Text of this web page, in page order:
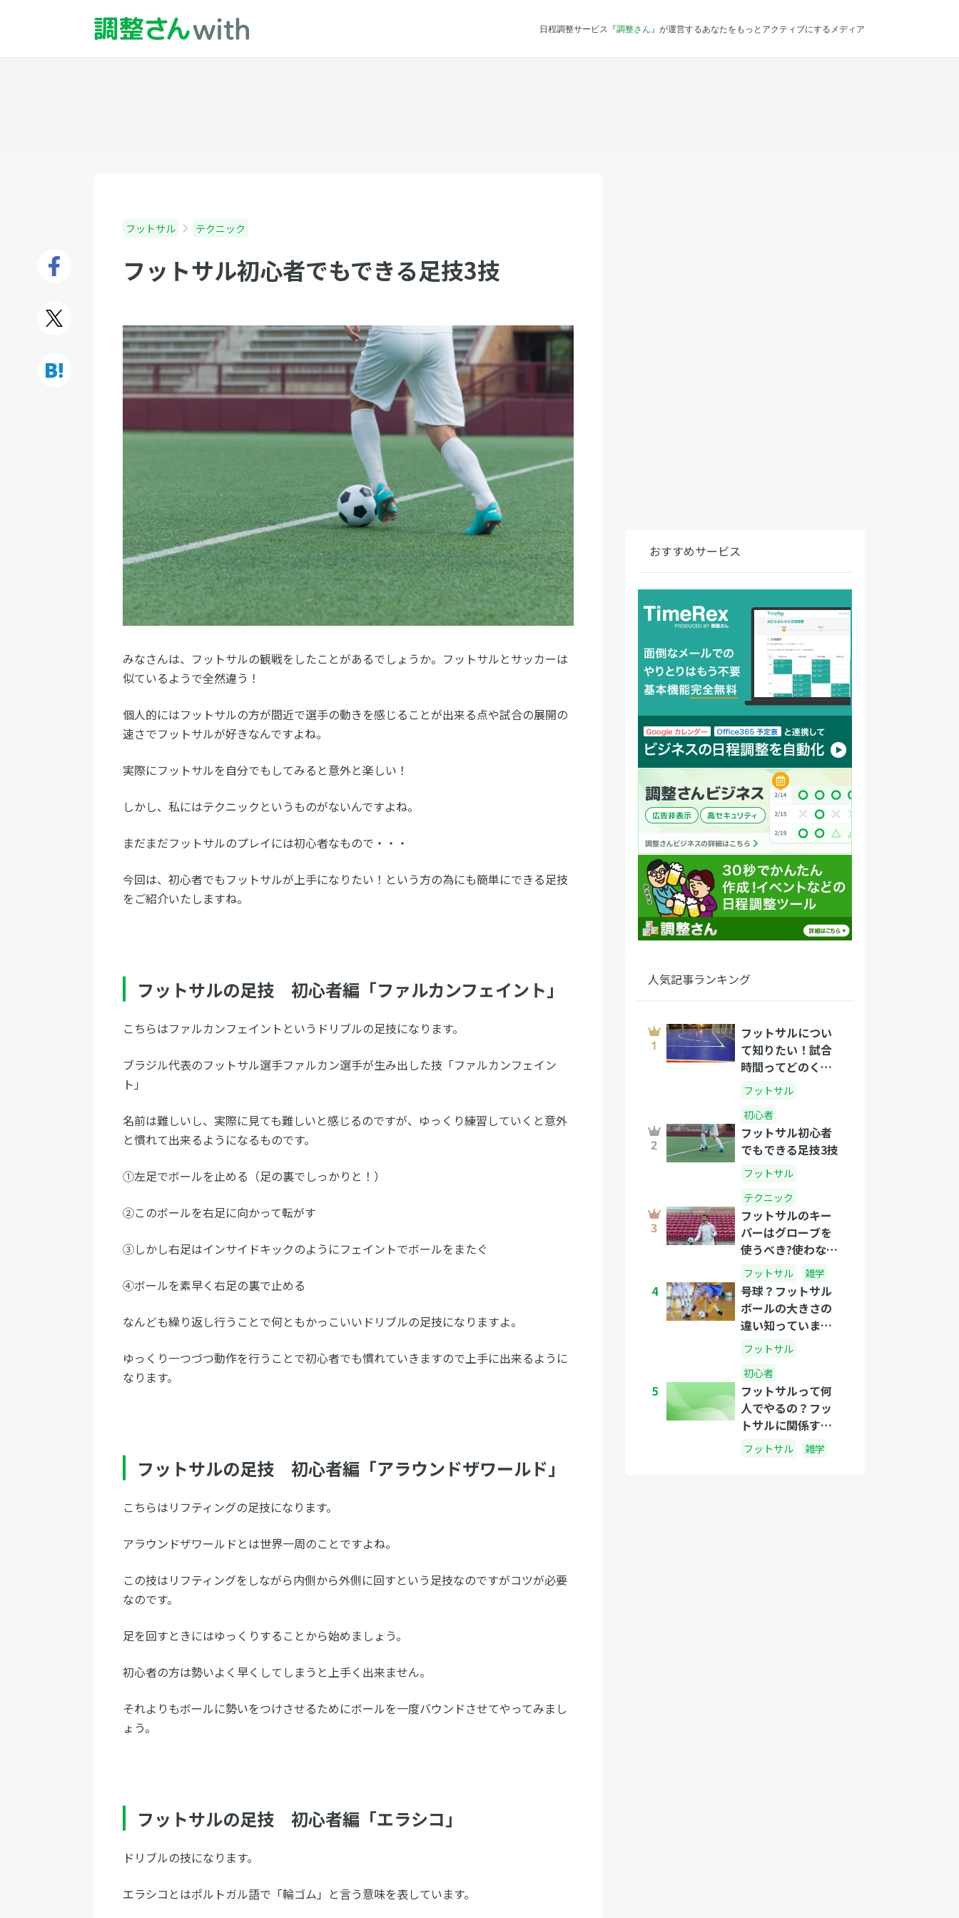
日程調整サービス『調整さん 』が運営するあなたをもっとアクティブにするメディア
フットサル テクニック
フットサル初心者でもできる足技3技
みなさんは、フットサルの観戦をしたことがあるでしょうか。フットサルとサッカーは
似ているようで全然違う！
個人的にはフットサルの方が間近で選手の動きを感じることが出来る点や試合の展開の
速さでフットサルが好きなんですよね。
実際にフットサルを自分でもしてみると意外と楽しい！
しかし、私にはテクニックというものがないんですよね。
まだまだフットサルのプレイには初心者なもので・・・
今回は、初心者でもフットサルが上手になりたい！という方の為にも簡単にできる足技
をご紹介いたしますね。
フットサルの足技 初心者編「ファルカンフェイント」
こちらはファルカンフェイントというドリブルの足技になります。
ブラジル代表のフットサル選手ファルカン選手が生み出した技「ファルカンフェイン
ト」
名前は難しいし、実際に見ても難しいと感じるのですが、ゆっくり練習していくと意外
と慣れて出来るようになるものです。
①左足でボールを止める（足の裏でしっかりと！）
②このボールを右足に向かって転がす
③しかし右足はインサイドキックのようにフェイントでボールをまたぐ
④ボールを素早く右足の裏で止める
なんども繰り返し行うことで何ともかっこいいドリブルの足技になりますよ。
ゆっくり一つづつ動作を行うことで初心者でも慣れていきますので上手に出来るように
なります。
フットサルの足技 初心者編「アラウンドザワールド」
こちらはリフティングの足技になります。
アラウンドザワールドとは世界一周のことですよね。
この技はリフティングをしながら内側から外側に回すという足技なのですがコツが必要
なのです。
足を回すときにはゆっくりすることから始めましょう。
初心者の方は勢いよく早くしてしまうと上手く出来ません。
それよりもボールに勢いをつけさせるためにボールを一度バウンドさせてやってみまし
ょう。
フットサルの足技 初心者編「エラシコ」
ドリブルの技になります。
エラシコとはポルトガル語で「輪ゴム」と言う意味を表しています。
おすすめサービス
人気記事ランキング
フットサルについ
て知りたい！試合
時間ってどのくら
い？
フットサル
初心者
フットサル初心者
でもできる足技3技
フットサル
テクニック
フットサルのキー
パーはグローブを
使うべき?使わない
ほうがいい?
フットサル 雑学
4
号球？フットサル
ボールの大きさの
違い知っています
か？
フットサル
初心者
5
フットサルって何
人でやるの？フッ
トサルに関係する
人数のはなし
フットサル 雑学